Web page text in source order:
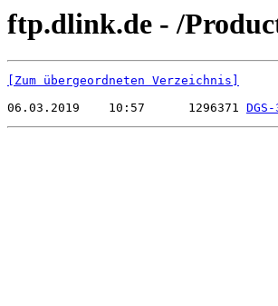
ftp.dlink.de - /
[Zum übergeordneten Verzeichnis]
06.03.2019    10:57      1296371